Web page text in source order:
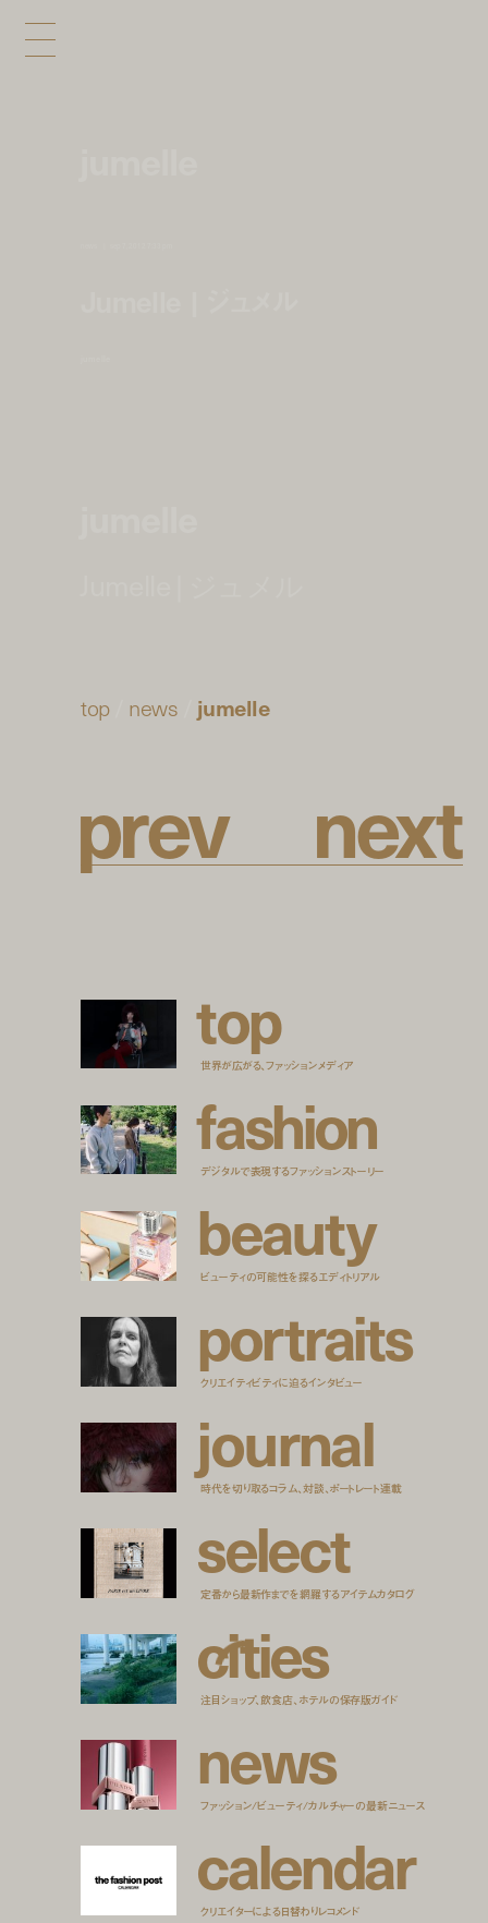
top/ news jumelle
prev next
top
世界が広がる、ファッションメディア
fashion
デジタルで表現するファッションストーリー
beauty
ビューティの可能性を探るエディトリアル
portraits
クリエイティビティに迫るインタビュー
journal
時代を切り取るコラム、対談、ポートレート連載
select
定番から最新作までを網羅するアイテムカタログ
cities
注目ショップ、飲食店、ホテルの保存版ガイド
news
ファッション/ビューティ/カルチャーの最新ニュース
calendar
クリエイターによる日替わりレコメンド